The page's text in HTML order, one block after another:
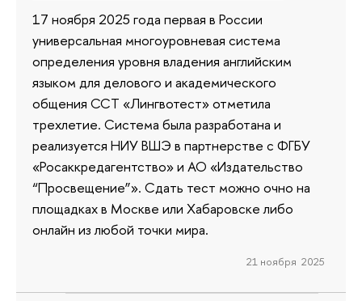
17 ноября 2025 года первая в России
универсальная многоуровневая система
определения уровня владения английским
языком для делового и академического
общения ССТ «Лингвотест» отметила
трехлетие. Система была разработана и
реализуется НИУ ВШЭ в партнерстве с ФГБУ
«Росаккредагентство» и АО «Издательство
“Просвещение”». Сдать тест можно очно на
площадках в Москве или Хабаровске либо
онлайн из любой точки мира.
21 ноября 2025